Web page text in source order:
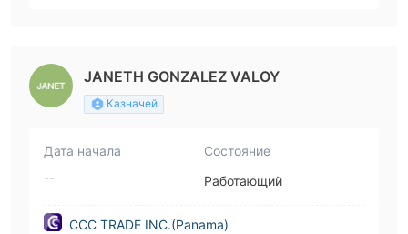
JANETH GONZALEZ VALOY
Казначей
Дата начала
--
Состояние
Работающий
CCC TRADE INC.(Panama)